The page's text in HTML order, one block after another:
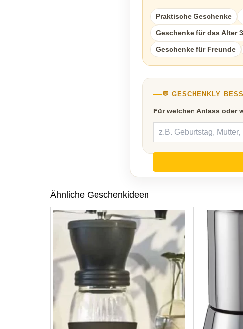
Praktische Geschenke
Geschenke für das Alter
Geschenke für Freunde
💬 GESCHENKLY
Für welchen Anlass oder
Ähnliche Geschenkideen